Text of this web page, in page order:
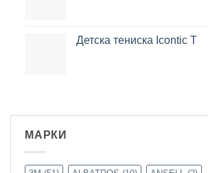
Детска тениска Icontic T
МАРКИ